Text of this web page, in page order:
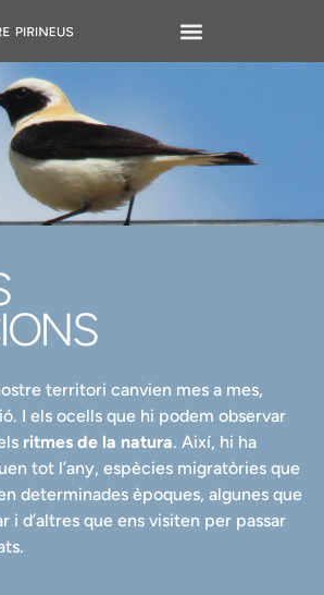
territori canvien mes a mes,
I els ocells que hi podem observar
ritmes de la natura. Així, hi ha
tot l’any, espècies migratòries que
determinades èpoques, algunes que
i d’altres que ens visiten per passar